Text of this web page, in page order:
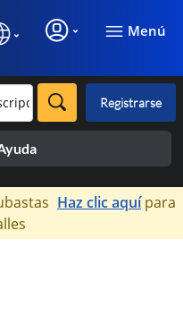
Menú
Registrarse
×
Haz clic aquípara